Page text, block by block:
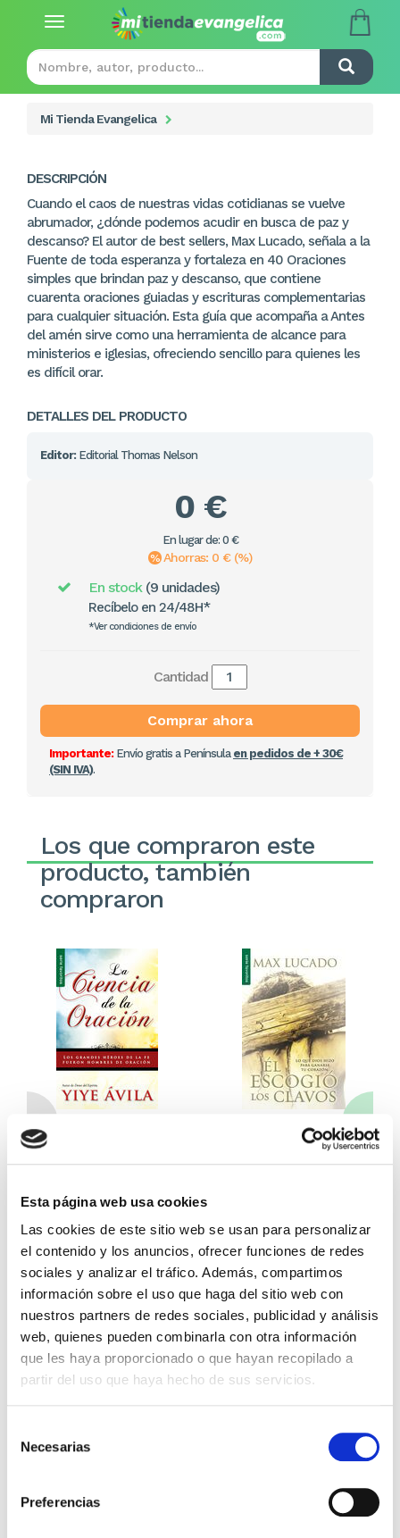
Esta página web usa cookies
Las cookies de este sitio web se usan para personalizar
el contenido y los anuncios, ofrecer funciones de redes
sociales y analizar el tráfico. Además, compartimos
información sobre el uso que haga del sitio web con
nuestros partners de redes sociales, publicidad y análisis
web, quienes pueden combinarla con otra información
que les haya proporcionado o que hayan recopilado a
partir del uso que haya hecho de sus servicios.
Necesarias
Preferencias
Toggle
Mi Tienda Evangelica
DESCRIPCIÓN
Cuando el caos de nuestras vidas cotidianas se vuelve
abrumador, ¿dónde podemos acudir en busca de paz y
descanso? El autor de best sellers, Max Lucado, señala a la
Fuente de toda esperanza y fortaleza en 40 Oraciones
simples que brindan paz y descanso, que contiene
cuarenta oraciones guiadas y escrituras complementarias
para cualquier situación. Esta guía que acompaña a Antes
del amén sirve como una herramienta de alcance para
ministerios e iglesias, ofreciendo sencillo para quienes les
es difícil orar.
DETALLES DEL PRODUCTO
Editor: Editorial Thomas Nelson
0 €
En lugar de: 0 €
Ahorras: 0 € (%)
En stock (9 unidades)
Recíbelo en 24/48H*
*Ver condiciones de envío
Cantidad
Comprar ahora
Importante:Envío gratis a Península en pedidos de + 30€
(SIN IVA).
Los que compraron este
producto, también
compraron
5,99€
5,69€
Stock:-
Comprar
Él escogió los clavos (bolsillo)
5,69€
Stock: -
Comprar
Otros títulos del autor